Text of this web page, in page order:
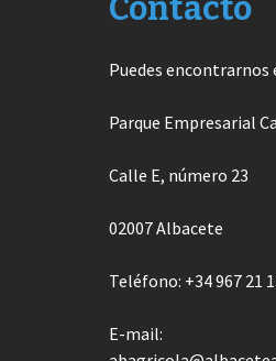
Contacto
Puedes encontrarnos
Parque Empresarial
Calle E, número 23
02007 Albacete
Teléfono: +34 967 21
E-mail: